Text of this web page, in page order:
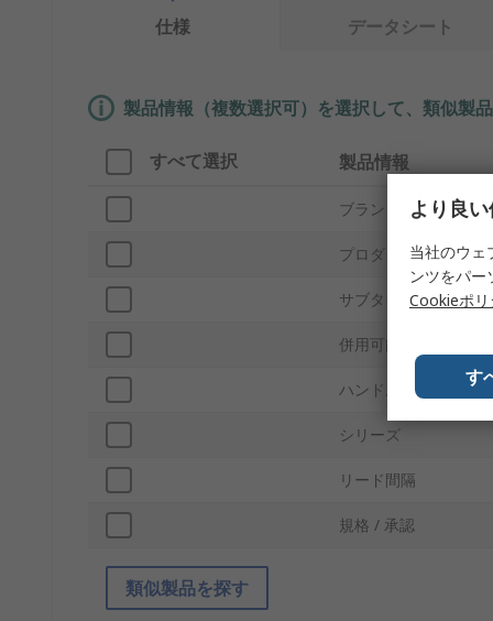
仕様 データシート
製品情報（複数選択可）を選択して、類似製
すべて選択 製品情報
ブランド
プロダクトタイプ
サブタイプ
併用可能製品
ハンドル
シリーズ
リード間隔
規格 / 承認
類似製品を探す
より良
当社のウェ
ンツをパ
Cookieポリ
す